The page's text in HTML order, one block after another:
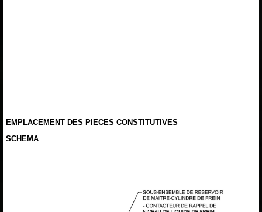
EMPLACEMENT DES PIECES CONSTITUTIVES
SCHEMA